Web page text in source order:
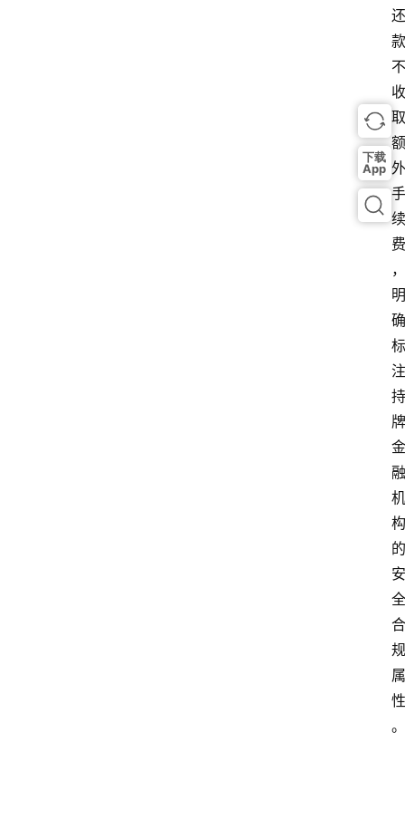
还
款
不
收
取
额
外
手
续
费
，
明
确
标
注
持
牌
金
融
机
构
的
安
全
合
规
属
性
。
下载
App